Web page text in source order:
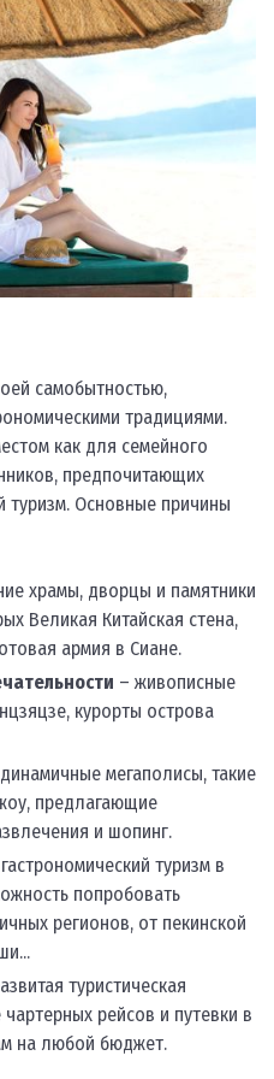
самобытностью,
традициями.
как для семейного
предпочитающих
туризм. Основные причины
храмы, дворцы и памятники
Великая Китайская стена,
армия в Сиане.
– живописные
курорты острова
мегаполисы, такие
предлагающие
и шопинг.
туризм в
попробовать
регионов, от пекинской
туристическая
рейсов и путевки в
на любой бюджет.